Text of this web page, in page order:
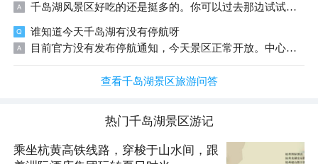
千岛湖风景区好吃的还是挺多的。你可以过去那边试试本地的特色菜呢。
谁知道今天千岛湖有没有停航呀
目前官方没有发布停航通知，今天景区正常开放。中心湖区游船入园时间到14:40，东南湖区到14:00。今天有中雨，出行前记得看下天气，带好雨具。
查看千岛湖景区旅游问答
热门千岛湖景区游记
乘坐杭黄高铁线路，穿梭于山水间，跟